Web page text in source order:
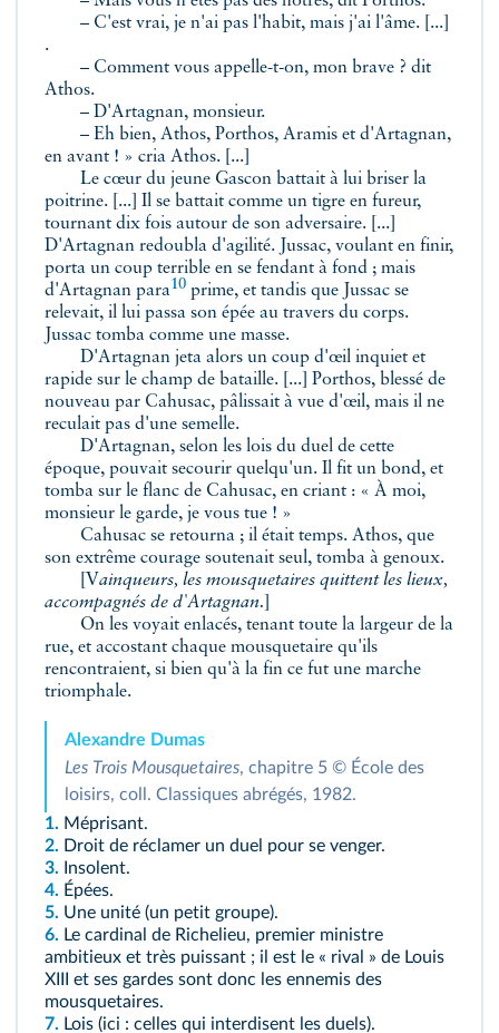
– C'est vrai, je n'ai pas l'habit, mais j'ai l'âme. [...]
.
– Comment vous appelle-t-on, mon brave ? dit
Athos.
– D'Artagnan, monsieur.
– Eh bien, Athos, Porthos, Aramis et d'Artagnan,
en avant ! » cria Athos. [...]
Le cœur du jeune Gascon battait à lui briser la
poitrine. [...] Il se battait comme un tigre en fureur,
tournant dix fois autour de son adversaire. [...]
D'Artagnan redoubla d'agilité. Jussac, voulant en finir,
porta un coup terrible en se fendant à fond ; mais
d'Artagnan para10 prime, et tandis que Jussac se
relevait, il lui passa son épée au travers du corps.
Jussac tomba comme une masse.
D'Artagnan jeta alors un coup d'œil inquiet et
rapide sur le champ de bataille. [...] Porthos, blessé de
nouveau par Cahusac, pâlissait à vue d'œil, mais il ne
reculait pas d'une semelle.
D'Artagnan, selon les lois du duel de cette
époque, pouvait secourir quelqu'un. Il fit un bond, et
tomba sur le flanc de Cahusac, en criant : « À moi,
monsieur le garde, je vous tue ! »
Cahusac se retourna ; il était temps. Athos, que
son extrême courage soutenait seul, tomba à genoux.
[Vainqueurs, les mousquetaires quittent les lieux,
accompagnés de d'Artagnan.
On les voyait enlacés, tenant toute la largeur de la
rue, et accostant chaque mousquetaire qu'ils
rencontraient, si bien qu'à la fin ce fut une marche
triomphale.
Alexandre Dumas
Les Trois Mousquetaires, chapitre 5 © École des
loisirs, coll. Classiques abrégés, 1982.
1. Méprisant.
2. Droit de réclamer un duel pour se venger.
3. Insolent.
4. Épées.
5. Une unité (un petit groupe).
6. Le cardinal de Richelieu, premier ministre
ambitieux et très puissant ; il est le « rival » de Louis
XIII et ses gardes sont donc les ennemis des
mousquetaires.
7. Lois (ici : celles qui interdisent les duels).